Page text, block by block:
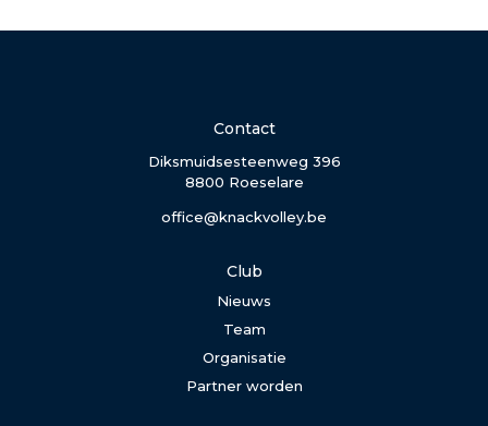
Contact
Diksmuidsesteenweg 396
8800 Roeselare
office@knackvolley.be
Club
Nieuws
Team
Organisatie
Partner worden